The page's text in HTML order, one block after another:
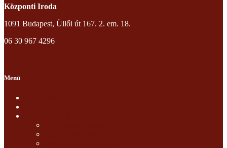
Központi Iroda
1091 Budapest, Üllői út 167. 2. em. 18.
06 30 967 4296
Menü